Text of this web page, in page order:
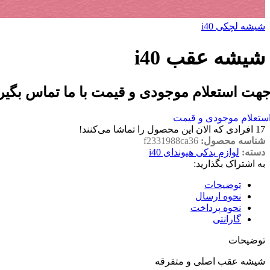
شیشه لچکی i40
شیشه عقب i40
استعلام موجودی و قیمت با ما تماس
موجودی و قیمت
17 افرادی که الان این محصول را تماشا می‌کنند!
شناسه محصول: f2331988ca36
دسته: لوازم یدکی هیوندای i40
به اشتراک بگذارید:
توضیحات
نحوه ارسال
نحوه پرداخت
گارانتی
توضیحات
شیشه عقب اصلی و متفرقه